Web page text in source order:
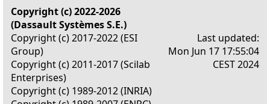
Copyright (c) 2022-2026
(Dassault Systèmes S.E.)
Copyright (c) 2017-2022 (ESI
Group)
Copyright (c) 2011-2017 (Scilab
Enterprises)
Copyright (c) 1989-2012 (INRIA)
Last updated:
Mon Jun 17 17:55:04
CEST 2024